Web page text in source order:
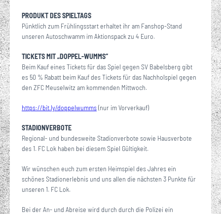
PRODUKT DES SPIELTAGS
Pünktlich zum Frühlingsstart erhaltet ihr am Fanshop-Stand
unseren Autoschwamm im Aktionspack zu 4 Euro.
TICKETS MIT „DOPPEL-WUMMS“
Beim Kauf eines Tickets für das Spiel gegen SV Babelsberg gibt
es 50 % Rabatt beim Kauf des Tickets für das Nachholspiel gegen
den ZFC Meuselwitz am kommenden Mittwoch.
https://bit.ly/doppelwumms(nur im Vorverkauf)
STADIONVERBOTE
Regional- und bundesweite Stadionverbote sowie Hausverbote
des 1. FC Lok haben bei diesem Spiel Gültigkeit.
Wir wünschen euch zum ersten Heimspiel des Jahres ein
schönes Stadionerlebnis und uns allen die nächsten 3 Punkte für
unseren 1. FC Lok.
Bei der An- und Abreise wird durch durch die Polizei ein